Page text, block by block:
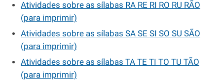
Atividades sobre as sílabas RA RE RI RO RU RÃO
(para imprimir)
Atividades sobre as sílabas SA SE SI SO SU SÃO
(para imprimir)
Atividades sobre as sílabas TA TE TI TO TU TÃO
(para imprimir)